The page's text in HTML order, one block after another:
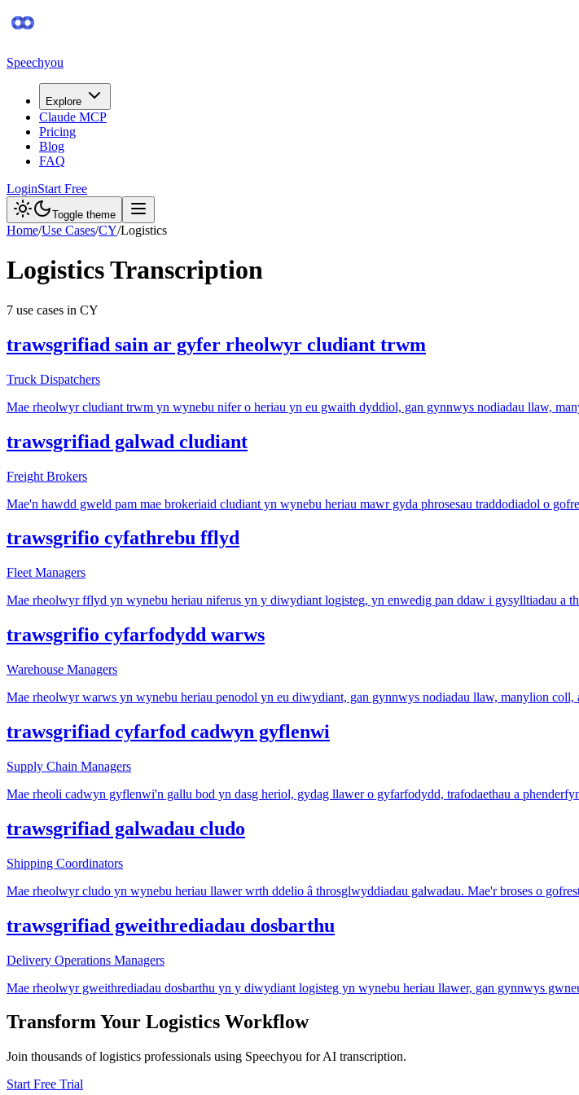
Speechyou
Explore
Claude MCP
Pricing
Blog
FAQ
LoginStart Free
Toggle theme
Home/Use Cases/CY/Logistics
LogisticsTranscription
7 use cases in CY
trawsgrifiad sain ar gyfer rheolwyr cludiant trwm
Truck Dispatchers
Mae rheolwyr cludiant trwm yn wynebu nifer o heriau yn eu gwaith dyddiol, gan gynnwys nodiadau llaw,
trawsgrifiad galwad cludiant
Freight Brokers
Mae'n hawdd gweld pam mae brokeriaid cludiant yn wynebu heriau mawr gyda phrosesau traddodiadol o
trawsgrifio cyfathrebu fflyd
Fleet Managers
Mae rheolwyr fflyd yn wynebu heriau niferus yn y diwydiant logisteg, yn enwedig pan ddaw i gysylltiadau a
trawsgrifio cyfarfodydd warws
Warehouse Managers
Mae rheolwyr warws yn wynebu heriau penodol yn eu diwydiant, gan gynnwys nodiadau llaw, manylion coll,
trawsgrifiad cyfarfod cadwyn gyflenwi
Supply Chain Managers
Mae rheoli cadwyn gyflenwi'n gallu bod yn dasg heriol, gydag llawer o gyfarfodydd, trafodaethau a
trawsgrifiad galwadau cludo
Shipping Coordinators
Mae rheolwyr cludo yn wynebu heriau llawer wrth ddelio â throsglwyddiadau galwadau. Mae'r broses o
trawsgrifiad gweithrediadau dosbarthu
Delivery Operations Managers
Mae rheolwyr gweithrediadau dosbarthu yn y diwydiant logisteg yn wynebu heriau llawer, gan gynnwys
Transform Your Logistics Workflow
Join thousands oflogistics professionals using Speechyou for AI transcription.
Start Free Trial